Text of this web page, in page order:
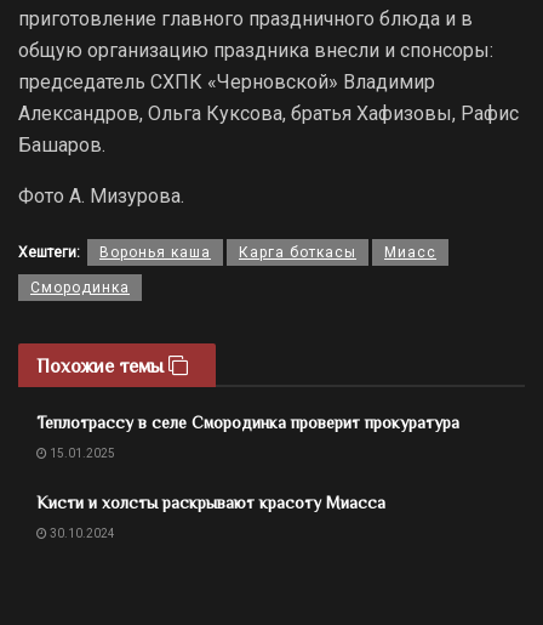
приготовление главного праздничного блюда и в
общую организацию праздника внесли и спонсоры:
председатель СХПК «Черновской» Владимир
Александров, Ольга Куксова, братья Хафизовы, Рафис
Башаров.
Фото А. Мизурова.
Хештеги: Воронья каша Карга боткасы Миасс
Смородинка
Похожие темы
Теплотрассу в селе Смородинка проверит прокуратура
15.01.2025
Кисти и холсты раскрывают красоту Миасса
30.10.2024